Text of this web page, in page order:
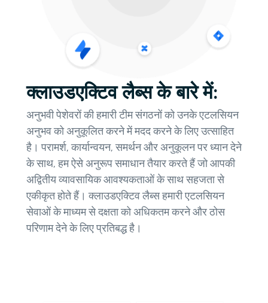
क्लाउडएक्टिव लैब्स के बारे में:
अनुभवी पेशेवरों की हमारी टीम संगठनों को उनके एटलसियन
अनुभव को अनुकूलित करने में मदद करने के लिए उत्साहित
है। परामर्श, कार्यान्वयन, समर्थन और अनुकूलन पर ध्यान देने
के साथ, हम ऐसे अनुरूप समाधान तैयार करते हैं जो आपकी
अद्वितीय व्यावसायिक आवश्यकताओं के साथ सहजता से
एकीकृत होते हैं। क्लाउडएक्टिव लैब्स हमारी एटलसियन
सेवाओं के माध्यम से दक्षता को अधिकतम करने और ठोस
परिणाम देने के लिए प्रतिबद्ध है।